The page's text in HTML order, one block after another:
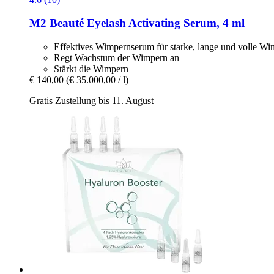
M2 Beauté Eyelash Activating Serum, 4 ml
Effektives Wimpernserum für starke, lange und volle
Regt Wachstum der Wimpern an
Stärkt die Wimpern
€ 140,00 (€ 35.000,00 / l)
Gratis Zustellung bis 11. August